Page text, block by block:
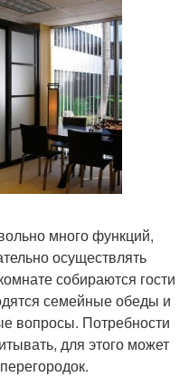
много функций,
осуществлять
собираются гости
семейные обеды и
вопросы. Потребности
для этого может